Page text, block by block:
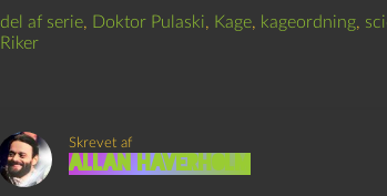
del af serie, Doktor Pulaski, Kage, kageordning,
Riker
Skrevet af
Allan Haverholm